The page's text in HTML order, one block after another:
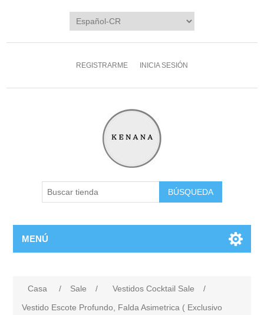
REGISTRARME INICIA SESIÓN
MENÚ
Casa / Sale / Vestidos Cocktail Sale
/
Vestido Escote Profundo, Falda Asimetrica ( Exclusivo